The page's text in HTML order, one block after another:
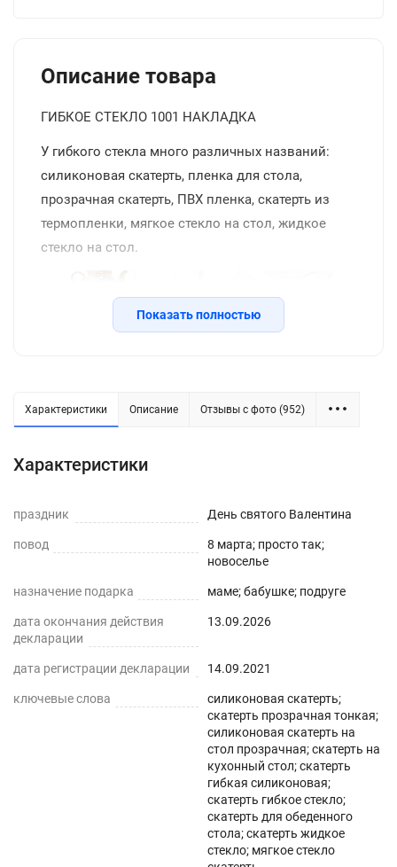
Описание товара
ГИБКОЕ СТЕКЛО 1001 НАКЛАДКА
У гибкого стекла много различных названий:
силиконовая скатерть, пленка для стола,
прозрачная скатерть, ПВХ пленка, скатерть из
термопленки, мягкое стекло на стол, жидкое
стекло на стол.
производства используется экологически
водонепроницаемости, нескользкости,
термостойкости (максимум до 70°С).
Легко мыть и протирать
Защита поверхности стола от отпечатков
пальцев, пыли, грязи и пятен жира.
Не скрывает натуральный цвет вашего стола
Показать полностью
Характеристики Описание Отзывы с фото (952)
Характеристики
праздник День святого Валентина
повод
8 марта; просто так;
новоселье
назначение подарка маме; бабушке; подруге
дата окончания действия
декларации
13.09.2026
дата регистрации декларации 14.09.2021
ключевые слова
силиконовая скатерть;
скатерть прозрачная тонкая;
силиконовая скатерть на
стол прозрачная; скатерть на
кухонный стол; скатерть
гибкая силиконовая;
скатерть гибкое стекло;
скатерть для обеденного
стола; скатерть жидкое
стекло; мягкое стекло